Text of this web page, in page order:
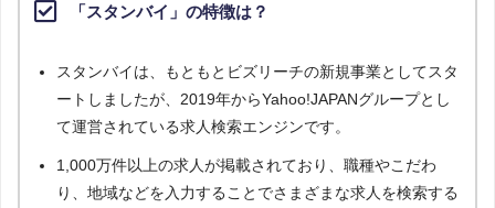
ベスト保育
域：秋田県」の条件に合致する求人数をカウントしました。
2023年1月調査
「スタンバイ」の特徴は？
スタンバイは、もともとビズリーチの新規事業としてスタ
ートしましたが、2019年からYahoo!JAPANグループとし
て運営されている求人検索エンジンです。
1,000万件以上の求人が掲載されており、職種やこだわ
り、地域などを入力することでさまざまな求人を検索する